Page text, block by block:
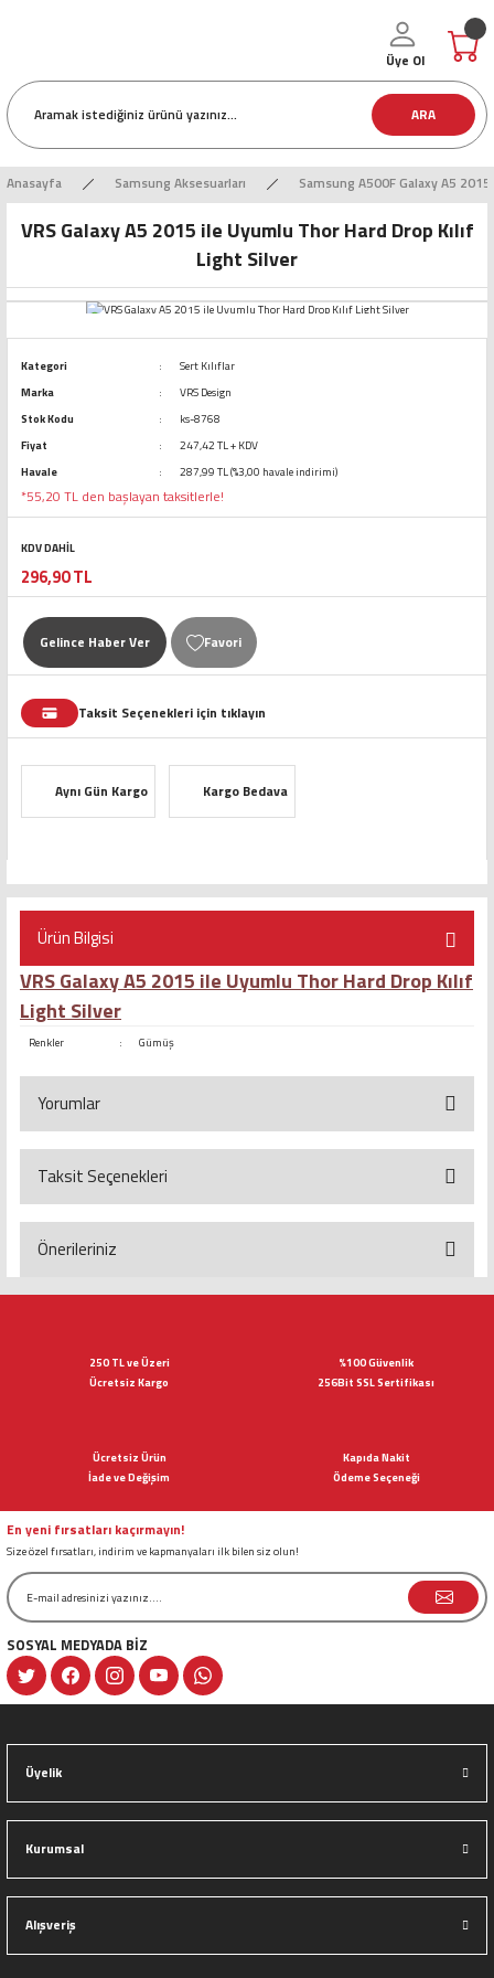
ARA
Üye Ol
Anasayfa Samsung Aksesuarları Samsung A500F Galaxy A5 2015
VRS Galaxy A5 2015 ile Uyumlu Thor Hard Drop Kılıf
Light Silver
Kategori
Sert Kılıflar
Marka
VRS Design
Stok Kodu
ks-8768
Fiyat
247,42 TL + KDV
Havale
287,99 TL (%3,00 havale indirimi)
*55,20 TL den başlayan taksitlerle!
KDV DAHİL
296,90 TL
Gelince Haber Ver
Taksit Seçenekleri için tıklayın
Aynı Gün Kargo Kargo Bedava
Ürün Bilgisi
VRS Galaxy A5 2015 ile Uyumlu Thor Hard Drop Kılıf
Light Silver
Renkler : Gümüş
Yorumlar
Bu ürüne ilk yorumu siz yapın!
Taksit Seçenekleri
Önerileriniz
Ürün bilgilerinde hatalar bulunuyor.
Bu ürüne benzer farklı alternatifler olmalı.
250 TL ve Üzeri
Ücretsiz Kargo
%100 Güvenlik
256Bit SSL Sertifikası
Ücretsiz Ürün
İade ve Değişim
Kapıda Nakit
Ödeme Seçeneği
En yeni fırsatları kaçırmayın!
Size özel fırsatları, indirim ve kapmanyaları ilk bilen siz olun!
SOSYAL MEDYADA BİZ
Üyelik
Kurumsal
Alışveriş